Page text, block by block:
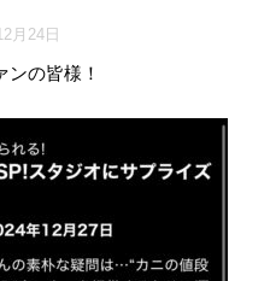
月24日
ンの皆様！